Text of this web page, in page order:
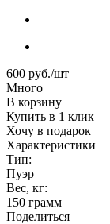
600 руб./шт
Много
В корзину
Купить в 1 клик
Хочу в подарок
Характеристики
Тип:
Пуэр
Вес, кг:
150 грамм
Поделиться